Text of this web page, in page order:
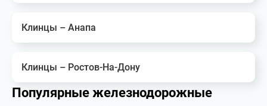
Клинцы – Анапа
Клинцы – Ростов-На-Дону
Популярные железнодорожные